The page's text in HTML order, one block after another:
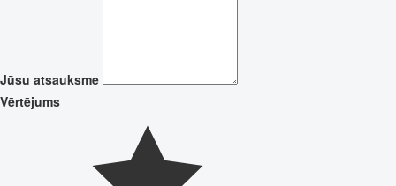
Jūsu atsauksme
Vērtējums